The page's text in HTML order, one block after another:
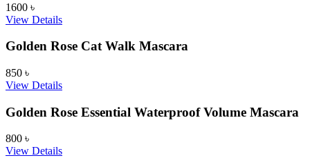
1600 ৳
View Details
Golden Rose Cat Walk Mascara
850 ৳
View Details
Golden Rose Essential Waterproof Volume Mascara
800 ৳
View Details